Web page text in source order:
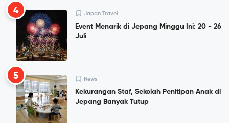
4 Japan Travel
Event Menarik di Jepang Minggu Ini: 20 - 26
Juli
5 News
Kekurangan Staf, Sekolah Penitipan Anak di
Jepang Banyak Tutup